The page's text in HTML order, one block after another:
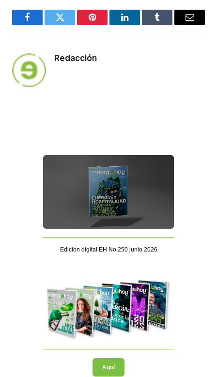
FacebookTwitter Pinterest LinkedInTumblr Email
Redacción
Edición digital EH No 250 junio 2026
Aquí